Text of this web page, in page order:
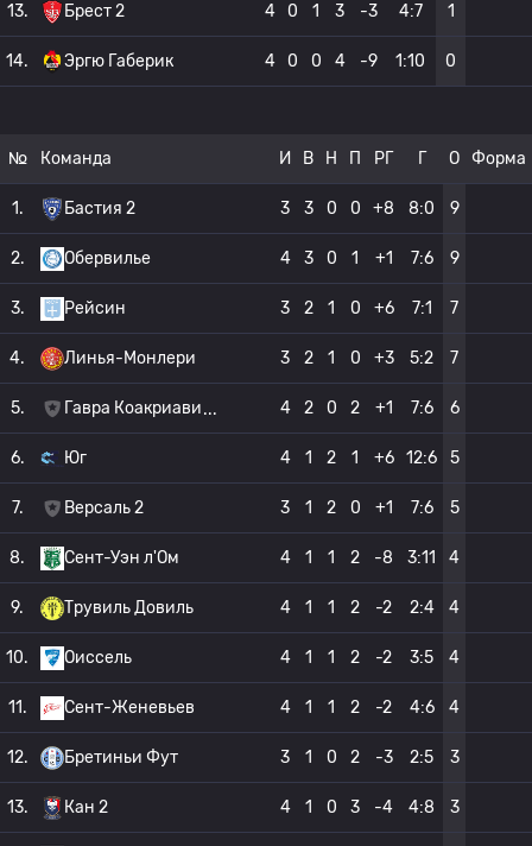
13. Брест 2 4 0 1 3 -3 4:7 1
14. Эргю Габерик 4 0 0 4 -9 1:10 0
№ Команда И В Н П РГ Г О Форма
1. Бастия 2 3 3 0 0 +8 8:0 9
2. Обервилье 4 3 0 1 +1 7:6 9
3. Рейсин 3 2 1 0 +6 7:1 7
4. Линья-Монлери 3 2 1 0 +3 5:2 7
5. Гавра Коакриави 4 2 0 2 +1 7:6 6
6. Юг 4 1 2 1 +6 12:6 5
7. Версаль 2 3 1 2 0 +1 7:6 5
8. Сент-Уэн л'Ом 4 1 1 2 -8 3:11 4
9. Трувиль Довиль 4 1 1 2 -2 2:4 4
10. Оиссель 4 1 1 2 -2 3:5 4
11. Сент-Женевьев 4 1 1 2 -2 4:6 4
12. Бретиньи Фут 3 1 0 2 -3 2:5 3
13. Кан 2 4 1 0 3 -4 4:8 3